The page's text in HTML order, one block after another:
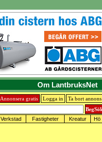
Om LantbruksNet
Annonsera gratis Logga in Ta bort annons
Verkstad Fastigheter Kreatur Hö